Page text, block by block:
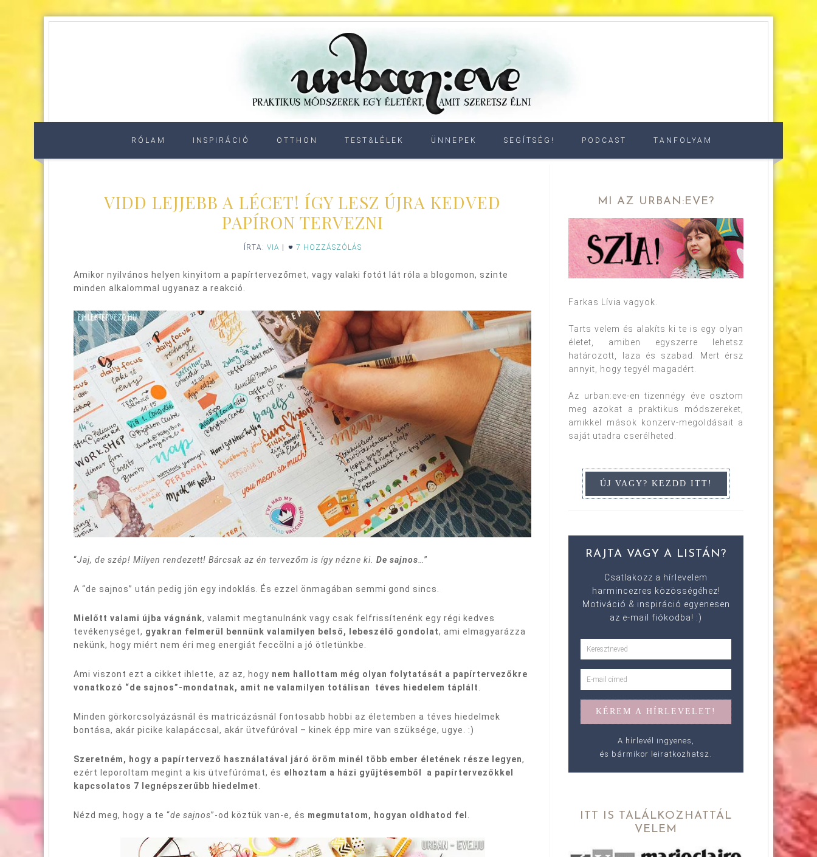
RÓLAM INSPIRÁCIÓ OTTHON TEST&LÉLEK ÜNNEPEK SEGÍTSÉG! PODCAST TANFOLYAM
VIDD LEJJEBB A LÉCET! ÍGY LESZ ÚJRA KEDVED
PAPÍRON TERVEZNI
ÍRTA: VIA 7 HOZZÁSZÓLÁS
Amikor nyilvános helyen kinyitom a papírtervezőmet, vagy valaki fotót lát róla a blogomon, szinte
minden alkalommal ugyanaz a reakció.
“Jaj, de szép! Milyen rendezett! Bárcsak az én tervezőm is így nézne ki. De sajnos ”
A “de sajnos” után pedig jön egy indoklás. És ezzel önmagában semmi gond sincs.
Mielőtt valami újba vágnánk, valamit megtanulnánk vagy csak felfrissítenénk egy régi kedves
tevékenységet, gyakran felmerül bennünk valamilyen belső, lebeszélő gondolat, ami elmagyarázza
nekünk, hogy miért nem éri meg energiát feccölni a jó ötletünkbe.
Ami viszont ezt a cikket ihlette, az az, hogy nem hallottam még olyan folytatását a papírtervezőkre
vonatkozó “de sajnos”-mondatnak, amit ne valamilyen totálisan téves hiedelem táplált
Minden görkorcsolyázásnál és matricázásnál fontosabb hobbi az életemben a téves hiedelmek
bontása, akár picike kalapáccsal, akár ütvefúróval – kinek épp mire van szüksége, ugye. :)
Szeretném, hogy a papírtervező használatával járó öröm minél több ember életének része legyen,
ezért leporoltam megint a kis ütvefúrómat, és elhoztam a házi gyűjtésemből a papírtervezőkkel
kapcsolatos 7 legnépszerűbb hiedelmet
Nézd meg, hogy a te “de sajnos”-od köztük van-e, és megmutatom, hogyan oldhatod fel
MI AZ URBAN:EVE?
Farkas Lívia vagyok.
Tarts velem és alakíts ki te is egy olyan
életet, amiben egyszerre lehetsz
határozott, laza és szabad. Mert érsz
annyit, hogy tegyél magadért.
Az urban:eve-en tizennégy éve osztom
meg azokat a praktikus módszereket,
amikkel mások konzerv-megoldásait a
saját utadra cserélheted.
RAJTA VAGY A LISTÁN?
Csatlakozz a hírlevelem
harmincezres közösségéhez!
Motiváció & inspiráció egyenesen
az e-mail fiókodba! :)
A hírlevél ingyenes,
és bármikor leiratkozhatsz.
ITT IS TALÁLKOZHATTÁL
VELEM